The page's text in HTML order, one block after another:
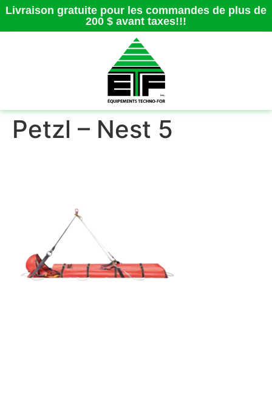
Livraison gratuite pour les commandes de plus de
200 $ avant taxes!!!
Petzl – Nest 5